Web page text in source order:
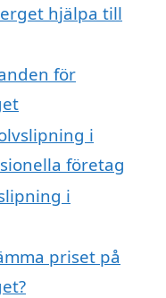
hjälpa till
för
i
företag
i
priset på